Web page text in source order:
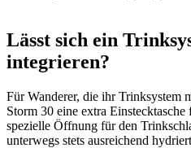
Lässt sich ein
integrieren?
Für Wanderer, die ihr Trinksystem
Storm 30 eine extra
spezielle Öffnung für den
unterwegs stets ausreichend